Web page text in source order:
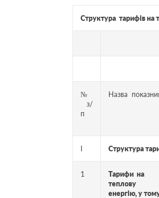
Структура тарифів на
№
з/
п
Назва
І Структура
1
Тарифи на
теплову
енергію, у